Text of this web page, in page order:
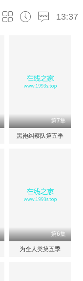
13:37
第7集
黑袍纠察队第五季
第6集
为全人类第五季